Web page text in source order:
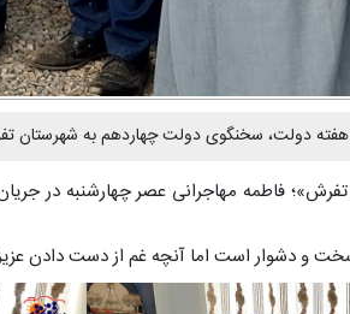
سخنگوی دولت چهاردهم به شهرستان تفرش سفر کرده و
و دشوار است اما آنچه غم از دست دادن